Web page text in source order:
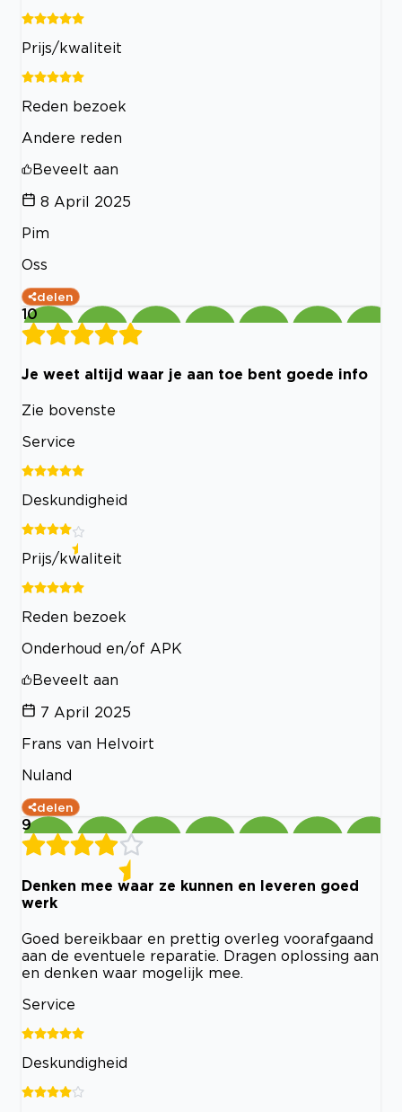
Prijs/kwaliteit
Reden bezoek
Andere reden
Beveelt aan
8 April 2025
Pim
Oss
delen
10
Je weet altijd waar je aan toe bent goede info
Zie bovenste
Service
Deskundigheid
Prijs/kwaliteit
Reden bezoek
Onderhoud en/of APK
Beveelt aan
7 April 2025
Frans van Helvoirt
Nuland
delen
9
Denken mee waar ze kunnen en leveren goed
werk
Goed bereikbaar en prettig overleg voorafgaand
aan de eventuele reparatie. Dragen oplossing aan
en denken waar mogelijk mee.
Service
Deskundigheid